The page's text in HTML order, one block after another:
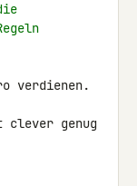
verdienen.
genug